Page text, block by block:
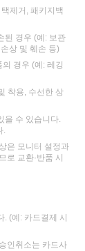
제거, 패키지백
된 경우 (예: 보관
상 및 훼손 등)
경우 (예: 레깅
착용, 수선한 상
을 수 있습니다.
.
은 모니터 설정과
로 교환·반품 시
(예: 카드결제 시
인취소는 카드사